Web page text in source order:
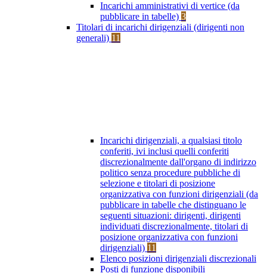
Incarichi amministrativi di vertice (da
pubblicare in tabelle) 3
Titolari di incarichi dirigenziali (dirigenti non
generali) 11
Incarichi dirigenziali, a qualsiasi titolo
conferiti, ivi inclusi quelli conferiti
discrezionalmente dall'organo di indirizzo
politico senza procedure pubbliche di
selezione e titolari di posizione
organizzativa con funzioni dirigenziali (da
pubblicare in tabelle che distinguano le
seguenti situazioni: dirigenti, dirigenti
individuati discrezionalmente, titolari di
posizione organizzativa con funzioni
dirigenziali) 11
Elenco posizioni dirigenziali discrezionali
Posti di funzione disponibili